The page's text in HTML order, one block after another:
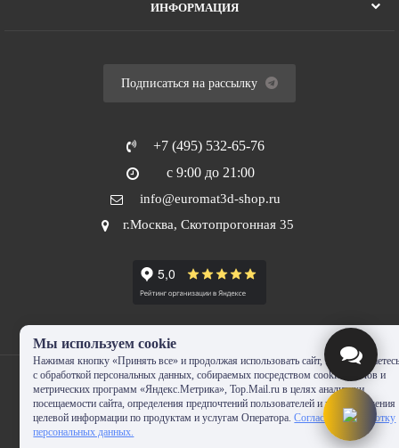
ИНФОРМАЦИЯ
Подписаться на рассылку
+7 (495) 532-65-76
с 9:00 до 21:00
info@euromat3d-shop.ru
г.Москва, Скотопрогонная 35
© 2010-2024 - EUROMAT|3D-SHOP.RU. Все права защищены. Копирование
Мы используем cookie
Нажимая кнопку «Принять все» и продолжая использовать сайт, Вы
с обработкой персональных данных, собираемых посредством cookie-файлов и
метрических программ «Яндекс.Метрика», Top.Mail.ru в целях аналитики
посещаемости сайта, определения предпочтений пользователей и предоставления
целевой информации по продуктам и услугам Оператора.Согласие на обработку
персональных данных.